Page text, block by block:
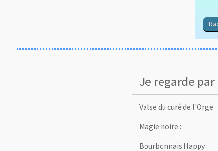
Je regarde
Valse du curé de l'Orge
Magie noire :
Bourbonnais Happy :